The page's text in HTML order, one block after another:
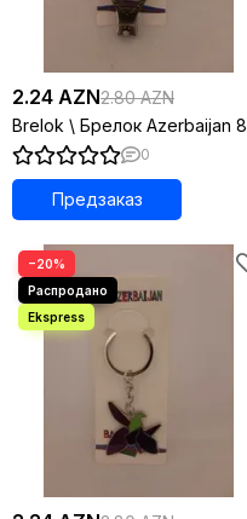
2.24 AZN2.80 AZN
Brelok \ Брелок Azerbaijan 8
0
Предзаказ
−20%